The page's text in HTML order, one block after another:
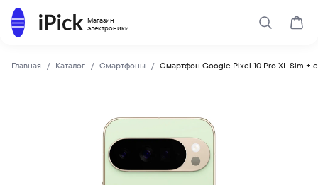
Магазин
электроники
Каталог
Поиск
Главная Каталог Смартфоны Смартфон Google Pixel 10 Pro XL Sim +